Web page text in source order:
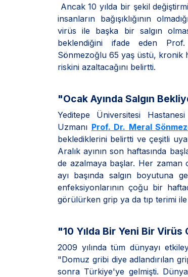
Ancak 10 yılda bir şekil
insanların bağışıklığının
virüs ile başka bir salgın
beklendiğini ifade eden
Sönmezoğlu 65 yaş üstü, kronik
riskini azaltacağını belirtti.
"Ocak Ayında Salgın
Yeditepe Üniversitesi Hastanesi
Uzmanı Prof. Dr. Meral
beklediklerini belirtti ve çeşitli
Aralık ayının son haftasında
de azalmaya başlar. Her zaman
ayı başında salgın boyutuna
enfeksiyonlarının çoğu bir
görülürken grip ya da tıp terimi
"10 Yılda Bir Yeni Bir
2009 yılında tüm dünyayı
"Domuz gribi diye adlandırılan
sonra Türkiye'ye gelmişti.